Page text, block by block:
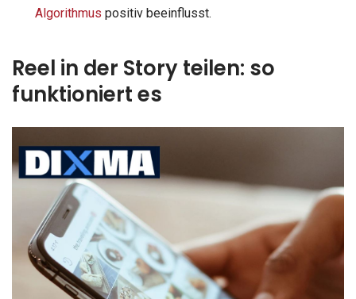
Algorithmus positiv beeinflusst.
Reel in der Story teilen: so
funktioniert es